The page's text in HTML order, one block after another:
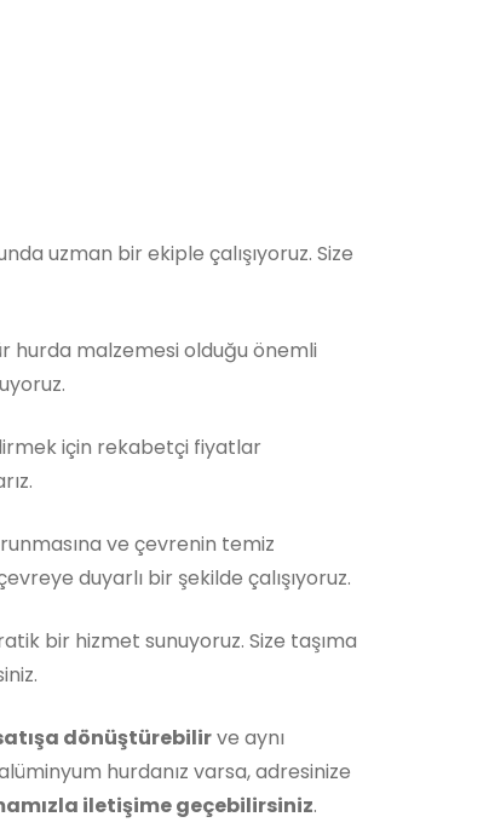
uzman bir ekiple çalışıyoruz. Size
hurda malzemesi olduğu önemli
için rekabetçi fiyatlar
ve çevrenin temiz
duyarlı bir şekilde çalışıyoruz.
bir hizmet sunuyoruz. Size taşıma
dönüştürebilirve aynı
hurdanız varsa, adresinize
iletişime geçebilirsiniz.